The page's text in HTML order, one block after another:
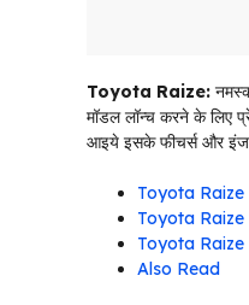
Toyota Raize:
मॉडल लॉन्च करने के लिए
आइये इसके फीचर्स और
Toyota Raize
Toyota
Toyota
Also Read